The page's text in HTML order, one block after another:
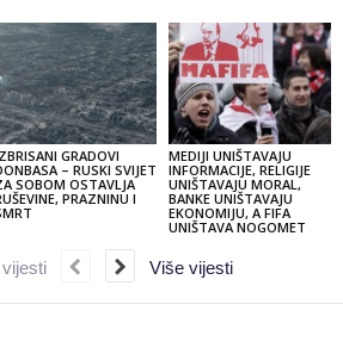
GRADOVI
– RUSKI SVIJET
SOBOM OSTAVLJA
PRAZNINU I
MEDIJI UNIŠTAVAJU
INFORMACIJE, RELIGIJE
UNIŠTAVAJU MORAL,
BANKE UNIŠTAVAJU
EKONOMIJU, A FIFA
UNIŠTAVA NOGOMET
vijesti Više vijesti